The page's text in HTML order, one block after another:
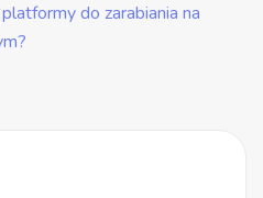
do zarabiania na